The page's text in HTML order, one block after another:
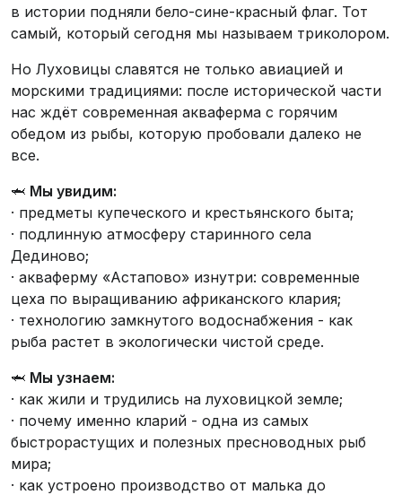
в истории подняли бело-сине-красный флаг. Тот
самый, который сегодня мы называем триколором.
Но Луховицы славятся не только авиацией и
морскими традициями: после исторической части
нас ждёт современная акваферма с горячим
обедом из рыбы, которую пробовали далеко не
все.
🦈 Мы увидим:
· предметы купеческого и крестьянского быта;
· подлинную атмосферу старинного села
Дединово;
· акваферму «Астапово» изнутри: современные
цеха по выращиванию африканского клария;
· технологию замкнутого водоснабжения - как
рыба растет в экологически чистой среде.
🦈 Мы узнаем:
· как жили и трудились на луховицкой земле;
· почему именно кларий - одна из самых
быстрорастущих и полезных пресноводных рыб
мира;
· как устроено производство от малька до